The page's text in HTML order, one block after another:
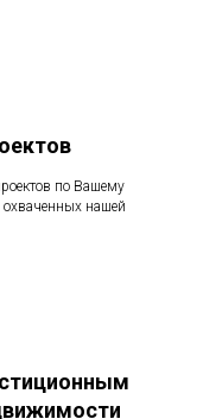
по Вашему
нашей